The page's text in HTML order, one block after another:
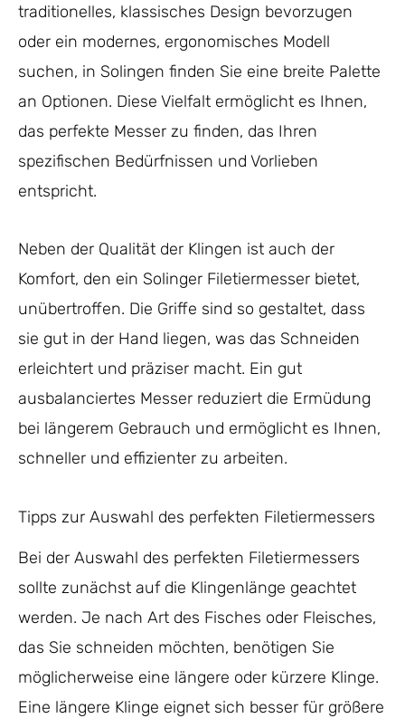
traditionelles, klassisches Design bevorzugen
oder ein modernes, ergonomisches Modell
suchen, in Solingen finden Sie eine breite Palette
an Optionen. Diese Vielfalt ermöglicht es Ihnen,
das perfekte Messer zu finden, das Ihren
spezifischen Bedürfnissen und Vorlieben
entspricht.
Neben der Qualität der Klingen ist auch der
Komfort, den ein Solinger Filetiermesser bietet,
unübertroffen. Die Griffe sind so gestaltet, dass
sie gut in der Hand liegen, was das Schneiden
erleichtert und präziser macht. Ein gut
ausbalanciertes Messer reduziert die Ermüdung
bei längerem Gebrauch und ermöglicht es Ihnen,
schneller und effizienter zu arbeiten.
Tipps zur Auswahl des perfekten Filetiermessers
Bei der Auswahl des perfekten Filetiermessers
sollte zunächst auf die Klingenlänge geachtet
werden. Je nach Art des Fisches oder Fleisches,
das Sie schneiden möchten, benötigen Sie
möglicherweise eine längere oder kürzere Klinge.
Eine längere Klinge eignet sich besser für größere